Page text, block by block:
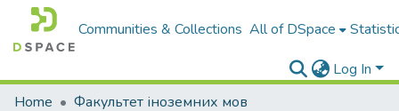
Communities & Collections All of DSpace
Log In
Home
Факультет іноземних мов